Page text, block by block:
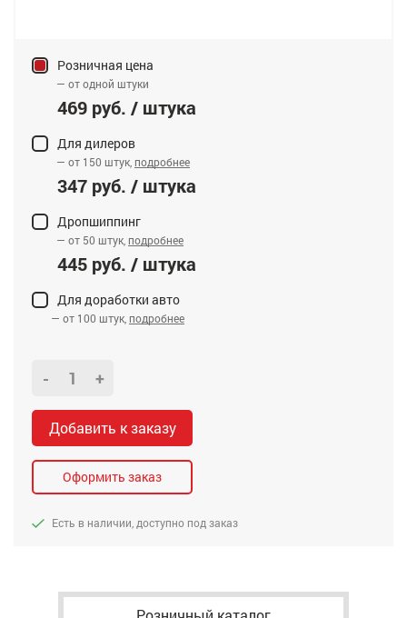
Розничная цена
— от одной штуки
469 руб. / штука
Для дилеров
— от 150 штук, подробнее
347 руб. / штука
Дропшиппинг
— от 50 штук, подробнее
445 руб. / штука
Для доработки авто
— от 100 штук, подробнее
- +
Добавить к заказу
Оформить заказ
Есть в наличии, доступно под заказ